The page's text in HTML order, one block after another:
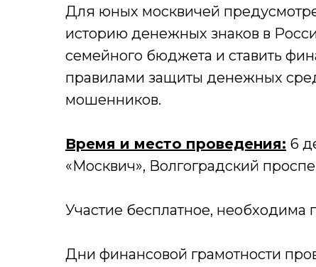
Для юных москвичей
историю денежных знаков в
семейного бюджета и ставить
правилами защиты денежных
мошенников.
Время и место проведения: 6
«Москвич», Волгоградский
Участие бесплатное, необходима
Дни финансовой грамотности